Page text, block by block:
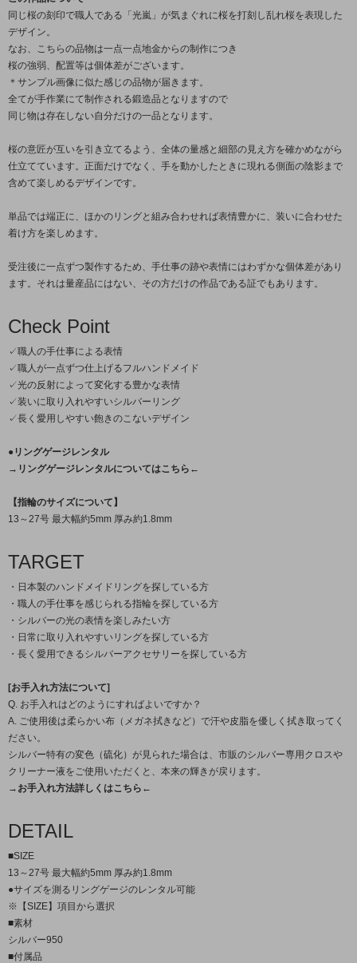
同じ桜の刻印で職人である「光嵐」が気まぐれに桜を打刻し乱れ桜を表現した
デザイン。
なお、こちらの品物は一点一点地金からの制作につき
桜の強弱、配置等は個体差がございます。
＊サンプル画像に似た感じの品物が届きます。
全てが手作業にて制作される鍛造品となりますので
同じ物は存在しない自分だけの一品となります。
桜の意匠が互いを引き立てるよう、全体の量感と細部の見え方を確かめながら
仕立てています。正面だけでなく、手を動かしたときに現れる側面の陰影まで
含めて楽しめるデザインです。
単品では端正に、ほかのリングと組み合わせれば表情豊かに、装いに合わせた
着け方を楽しめます。
受注後に一点ずつ製作するため、手仕事の跡や表情にはわずかな個体差があり
ます。それは量産品にはない、その方だけの作品である証でもあります。
Check Point
✓職人の手仕事による表情
✓職人が一点ずつ仕上げるフルハンドメイド
✓光の反射によって変化する豊かな表情
✓装いに取り入れやすいシルバーリング
✓長く愛用しやすい飽きのこないデザイン
●リングゲージレンタル
→リングゲージレンタルについてはこちら←
【指輪のサイズについて】
13～27号 最大幅約5mm 厚み約1.8mm
TARGET
・日本製のハンドメイドリングを探している方
・職人の手仕事を感じられる指輪を探している方
・シルバーの光の表情を楽しみたい方
・日常に取り入れやすいリングを探している方
・長く愛用できるシルバーアクセサリーを探している方
[お手入れ方法について]
Q. お手入れはどのようにすればよいですか？
A. ご使用後は柔らかい布（メガネ拭きなど）で汗や皮脂を優しく拭き取ってく
ださい。
シルバー特有の変色（硫化）が見られた場合は、市販のシルバー専用クロスや
クリーナー液をご使用いただくと、本来の輝きが戻ります。
→お手入れ方法詳しくはこちら←
DETAIL
■SIZE
13～27号 最大幅約5mm 厚み約1.8mm
●サイズを測るリングゲージのレンタル可能
※【SIZE】項目から選択
■素材
シルバー950
■付属品